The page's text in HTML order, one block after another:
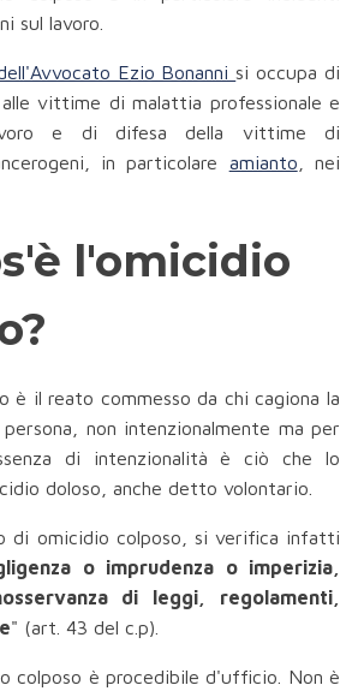
sul lavoro.
Ezio Bonannisi occupa di
alle vittime di malattia professionale e
e di difesa della vittime di
in particolare amianto , nei
l'omicidio
è il reato commesso da chi cagiona la
non intenzionalmente ma per
di intenzionalità è ciò che lo
doloso, anche detto volontario.
di omicidio colposo, si verifica infatti
o imprudenza o imperizia,
di leggi, regolamenti,
" (art. 43 del c.p).
colposo è procedibile d'ufficio. Non è